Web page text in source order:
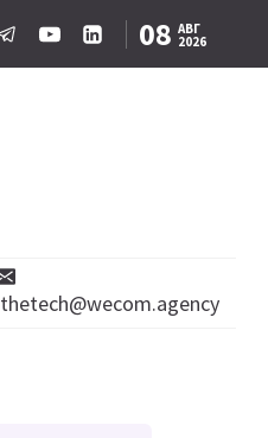
08 АВГ
2026
thetech@wecom.agency